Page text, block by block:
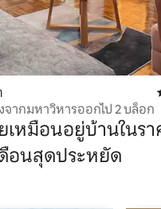
ากมหาวิหารออกไป 2 บล็อก
เหมือนอยู่บ้านในร
อนสุดประหยัด